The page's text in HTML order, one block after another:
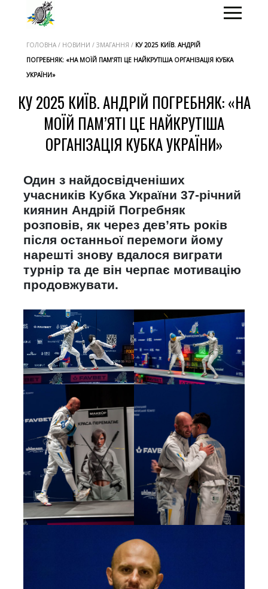
ГОЛОВНА / НОВИНИ / ЗМАГАННЯ / КУ 2025 КИЇВ. АНДРІЙ
ПОГРЕБНЯК: «НА МОЇЙ ПАМ’ЯТІ ЦЕ НАЙКРУТІША ОРГАНІЗАЦІЯ КУБКА
УКРАЇНИ»
КУ 2025 КИЇВ. АНДРІЙ ПОГРЕБНЯК: «НА
МОЇЙ ПАМ’ЯТІ ЦЕ НАЙКРУТІША
ОРГАНІЗАЦІЯ КУБКА УКРАЇНИ»
Один з найдосвідченіших
учасників Кубка України 37-річний
киянин Андрій Погребняк
розповів, як через дев’ять років
після останньої перемоги йому
нарешті знову вдалося виграти
турнір та де він черпає мотивацію
продовжувати.